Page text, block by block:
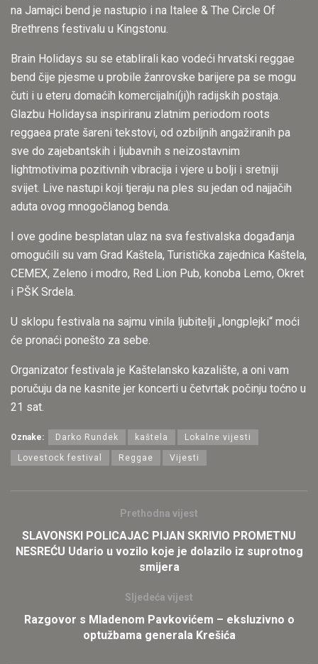
na Jamajci bend je nastupio i na Italee & The Circle Of
Brethrens festivalu u Kingstonu.
Brain Holidays su se etablirali kao vodeći hrvatski reggae
bend čije pjesme u probile žanrovske barijere pa se mogu
čuti i u eteru domaćih komercijalni(ji)h radijskih postaja.
Glazbu Holidaysa inspiriranu zlatnim periodom roots
reggaea prate šareni tekstovi, od ozbiljnih angažiranih pa
sve do zajebantskih i ljubavnih s neizostavnim
lightmotivima pozitivnih vibracija i vjere u bolji i sretniji
svijet. Live nastupi koji tjeraju na ples su jedan od najjačih
aduta ovog mnogočlanog benda.
I ove godine besplatan ulaz na sva festivalska događanja
omogućili su vam Grad Kaštela, Turistička zajednica Kaštela,
CEMEX, Zeleno i modro, Red Lion Pub, konoba Lemo, Okret
i PŠK Srdela.
U sklopu festivala na sajmu vinila ljubitelji „longplejki“ moći
će pronaći ponešto za sebe.
Organizator festivala je Kaštelansko kazalište, a oni vam
poručuju da ne kasnite jer koncerti u četvrtak počinju toćno u
21 sat.
Oznake: Darko Rundek kaštela Lokalne vijesti
Lovestock festival Reggae Vijesti
Prethodna vijest
SLAVONSKI POLICAJAC PIJAN SKRIVIO PROMETNU
NESREĆU Udario u vozilo koje je dolazilo iz suprotnog
smijera
Sljedeća vijest
Razgovor s Mladenom Pavkovićem – eksluzivno o
optužbama generala Krešića